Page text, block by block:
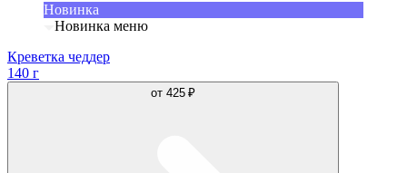
Новинка
Новинка меню
Креветка чеддер
140 г
от 425 ₽